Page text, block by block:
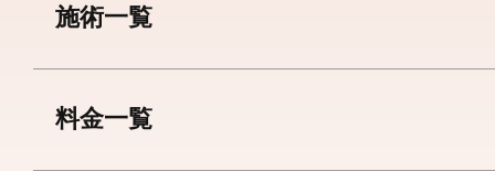
施術一覧
料金一覧